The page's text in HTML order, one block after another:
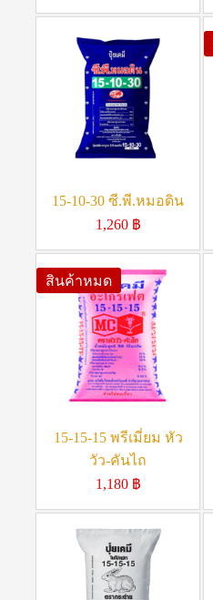
15-10-30 ซี.พี.หมอดิน
1,260 ฿
สินค้าหมด
15-15-15 พรีเมี่ยม หัว
วัว-คันไถ
1,180 ฿